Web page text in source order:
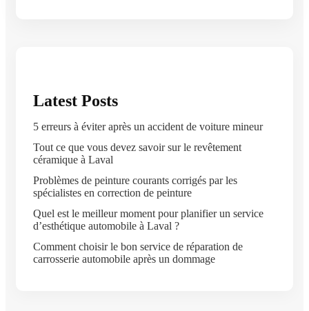
Latest Posts
5 erreurs à éviter après un accident de voiture mineur
Tout ce que vous devez savoir sur le revêtement
céramique à Laval
Problèmes de peinture courants corrigés par les
spécialistes en correction de peinture
Quel est le meilleur moment pour planifier un service
d’esthétique automobile à Laval ?
Comment choisir le bon service de réparation de
carrosserie automobile après un dommage